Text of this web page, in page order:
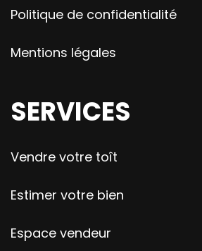
Politique de confidentialité
Mentions légales
SERVICES
Vendre votre toît
Estimer votre bien
Espace vendeur